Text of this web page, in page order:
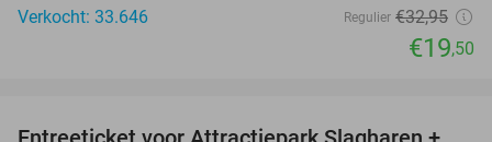
Verkocht: 33.646
Regulier €32,95
€19,50